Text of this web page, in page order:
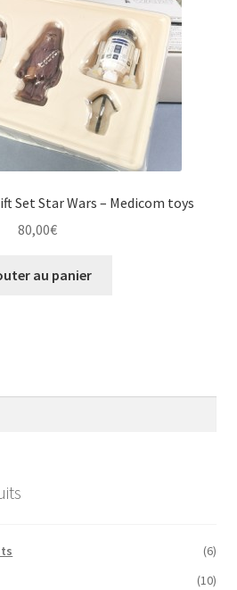
Set Star Wars – Medicom toys
80,00€
au panier
(6)
(10)